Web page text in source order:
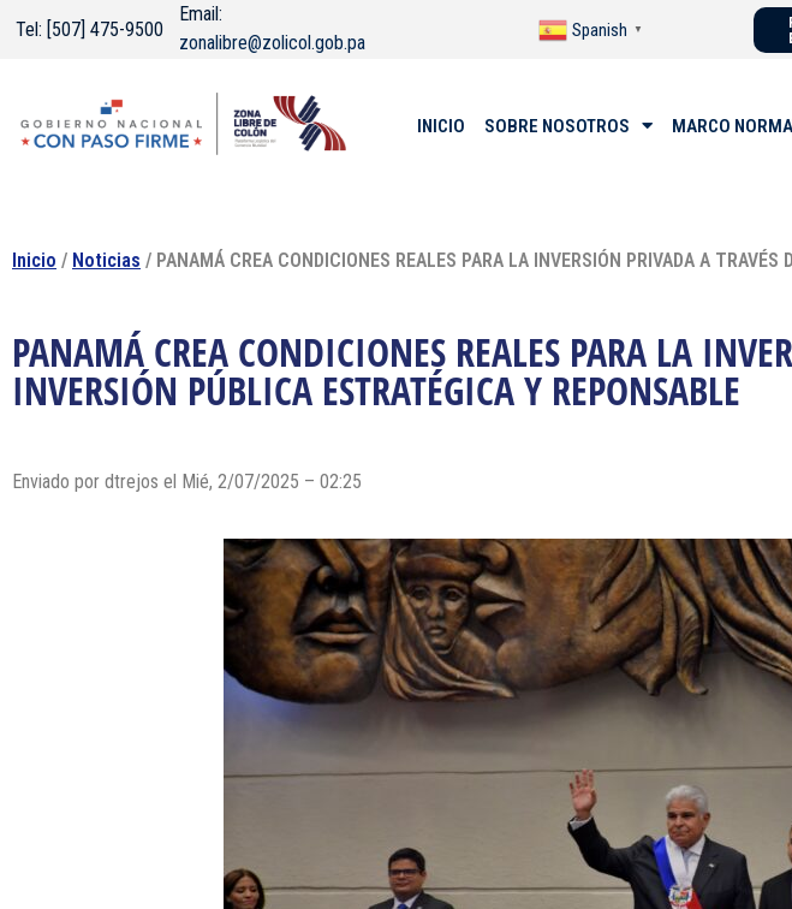
Tel: [507] 475-9500
Email:
zonalibre@zolicol.gob.pa
Spanish ▼
INICIO SOBRE NOSOTROS MARCO
Inicio / Noticias / PANAMÁ CREA CONDICIONES REALES PARA LA INVERSIÓN PRIVADA A
PANAMÁ CREA CONDICIONES REALES PARA LA
INVERSIÓN PÚBLICA ESTRATÉGICA Y REPONSABLE
Enviado por dtrejos el Mié, 2/07/2025 – 02:25